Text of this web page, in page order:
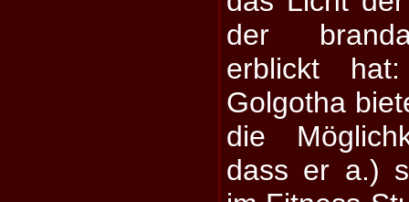
der
erblickt
Golgotha
die
dass er a.)